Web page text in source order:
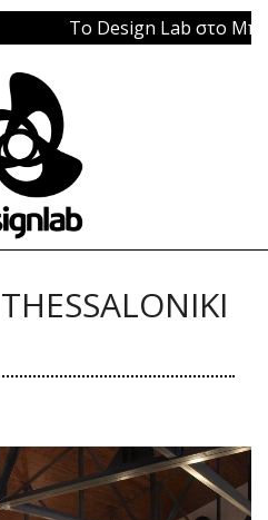
Το Design Lab στο